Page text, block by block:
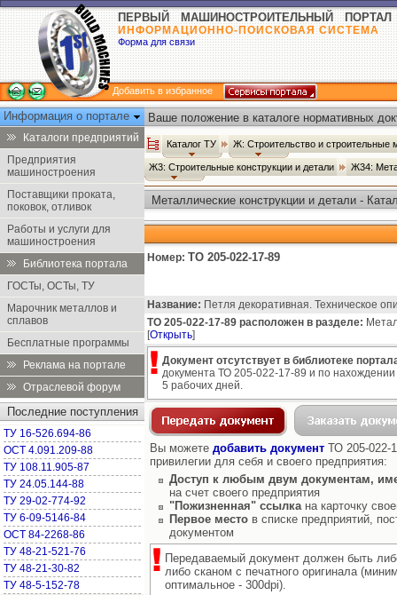
ПЕРВЫЙ МАШИНОСТРОИТЕЛЬНЫЙ ПОРТАЛ
ИНФОРМАЦИОННО-ПОИСКОВАЯ СИСТЕМА
Форма для связи
Добавить в избранное
Информация о портале
Каталоги предприятий
Предприятия
машиностроения
Поставщики проката,
поковок, отливок
Работы и услуги для
машиностроения
Библиотека портала
ГОСТы, ОСТы, ТУ
Марочник металлов и
сплавов
Бесплатные программы
Реклама на портале
Отраслевой форум
Последние поступления
ТУ 16-526.694-86
ОСТ 4.091.209-88
ТУ 108.11.905-87
ТУ 24.05.144-88
ТУ 29-02-774-92
ТУ 6-09-5146-84
ОСТ 84-2268-86
ТУ 48-21-521-76
ТУ 48-21-30-82
ТУ 48-5-152-78
Ваше положение в каталоге нормативных
Каталог ТУ Ж: Строительство и строительные
Ж3: Строительные конструкции и детали Ж34:
Металлические конструкции и детали -
Номер: ТО 205-022-17-89
Название: Петля декоративная. Техническое
ТО 205-022-17-89 расположен в разделе:
[Открыть]
Документ отсутствует в библиотеке
документа ТО 205-022-17-89 и по
5 рабочих дней.
Вы можете добавить документ ТО 205-022-
привилегии для себя и своего предприятия:
Доступ к любым двум документам,
на счет своего предприятия
"Пожизненная" ссылкана карточку
Первое место в списке предприятий,
документом
Передаваемый документ должен быть
либо сканом с печатного оригинала
оптимальное - 300dpi).